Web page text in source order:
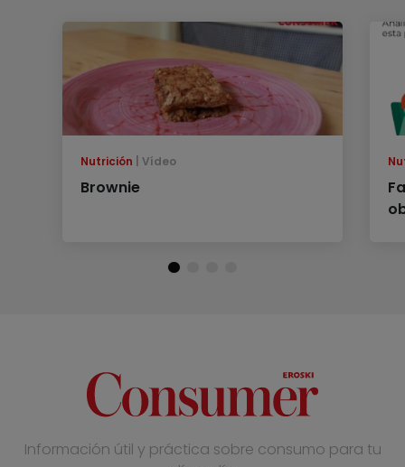
Nutrición Vídeo
Brownie
Información útil y práctica sobre consumo para tu